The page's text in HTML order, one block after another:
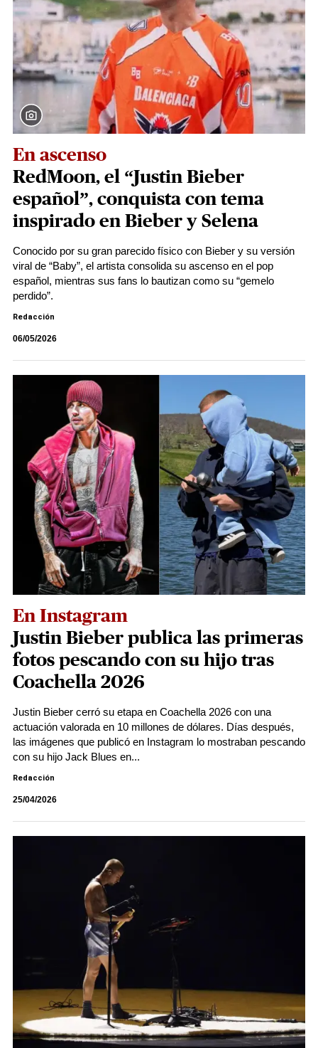
En ascenso
RedMoon, el “Justin Bieber
español”, conquista con tema
inspirado en Bieber y Selena
Conocido por su gran parecido físico con Bieber y su versión
viral de “Baby”, el artista consolida su ascenso en el pop
español, mientras sus fans lo bautizan como su “gemelo
perdido”.
Redacción
06/05/2026
En Instagram
Justin Bieber publica las primeras
fotos pescando con su hijo tras
Coachella 2026
Justin Bieber cerró su etapa en Coachella 2026 con una
actuación valorada en 10 millones de dólares. Días después,
las imágenes que publicó en Instagram lo mostraban pescando
con su hijo Jack Blues en...
Redacción
25/04/2026